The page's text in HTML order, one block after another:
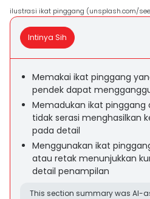
ilustrasi ikat pinggang (unsplash.com/
Intinya Sih
Memakai ikat pinggang
pendek dapat
Memadukan ikat pinggang
tidak serasi menghasilkan
pada detail
Menggunakan ikat
atau retak menunjukkan
detail penampilan
This section summary was AI-